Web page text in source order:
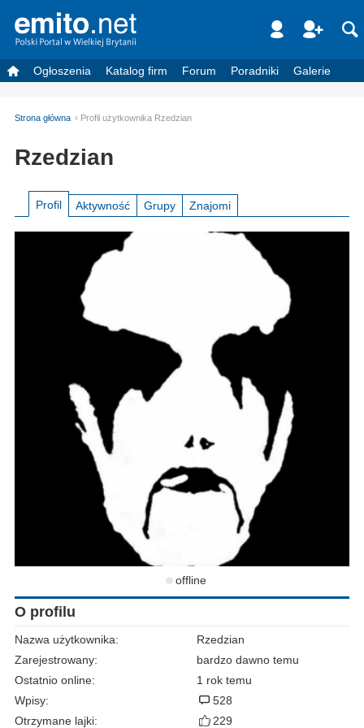
Ogłoszenia Katalog firm Forum Poradniki Galerie
Strona główna Profil użytkownika Rzedzian
Rzedzian
Profil Aktywność Grupy Znajomi
offline
O profilu
Nazwa użytkownika:
Rzedzian
Zarejestrowany:
bardzo dawno temu
Ostatnio online:
1 rok temu
Wpisy:
528
Otrzymane lajki:
229